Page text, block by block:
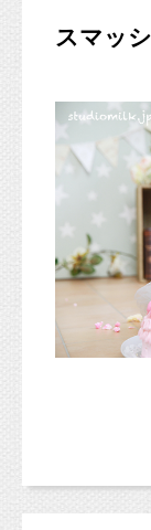
データ2枚
ド）
デザイン
＊ご予約制
＊お子さま
＊お着替え
今回のイ
掲載許可い
写真をご紹
うさぎさ
＊人気の
https://
いつも撮
今回は6歳
6歳おめ
スマッ
東京都杉
ク」の小池
今日はイー